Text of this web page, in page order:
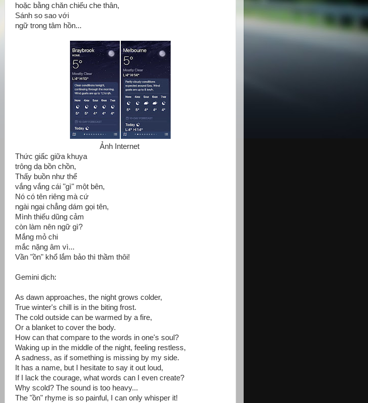
hoặc bằng chăn chiếu che thân,
Sánh so sao với
ngữ trong tâm hồn...
Ảnh Internet
Thức giấc giữa khuya
trông dạ bồn chồn,
Thấy buồn như thể
vắng vắng cái "gì" một bên,
Nó có tên riêng mà cứ
ngài ngại chẳng dám gọi tên,
Mình thiếu dũng cảm
còn làm nên ngữ gì?
Mắng mỏ chi
mắc nặng âm vì...
Vần "ồn" khổ lắm bảo thì thầm thôi!
Gemini dịch:
As dawn approaches, the night grows colder,
True winter's chill is in the biting frost.
The cold outside can be warmed by a fire,
Or a blanket to cover the body.
How can that compare to the words in one's soul?
Waking up in the middle of the night, feeling restless,
A sadness, as if something is missing by my side.
It has a name, but I hesitate to say it out loud,
If I lack the courage, what words can I even create?
Why scold? The sound is too heavy...
The "ồn" rhyme is so painful, I can only whisper it!